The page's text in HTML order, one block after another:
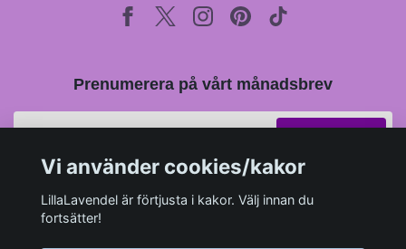
Prenumerera på vårt månadsbrev
Vi använder cookies/kakor
LillaLavendel är förtjusta i kakor. Välj innan du
fortsätter!